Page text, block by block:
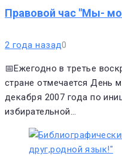
Правовой час "Мы-
2 года назад0
📅Ежегодно в третье
стране отмечается День
декабря 2007 года по
избирательной…